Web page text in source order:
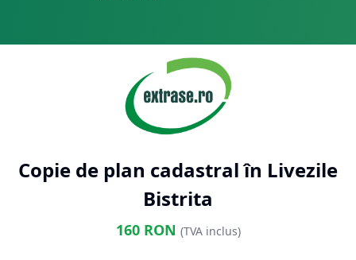
Copie de plan cadastral în Livezile
Bistrita
160RON (TVA inclus)